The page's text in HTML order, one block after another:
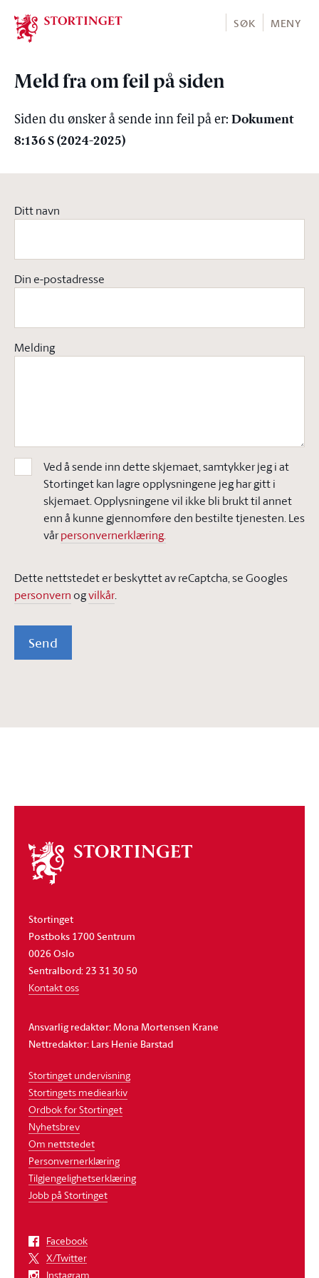
Stortinget.no
SØK MENY
Meld fra om feil på siden
Siden du ønsker å sende inn feil på er: Dokument
8:136 S (2024-2025)
Ditt navn
Din e-postadresse
Melding
Ved å sende inn dette skjemaet, samtykker jeg i at
Stortinget kan lagre opplysningene jeg har gitt i
skjemaet. Opplysningene vil ikke bli brukt til annet
enn å kunne gjennomføre den bestilte tjenesten. Les
vårpersonvernerklæring.
Dette nettstedet er beskyttet av reCaptcha, se Googles
personvern ogvilkår.
Send
Om
stortinget
Stortinget
Postboks 1700 Sentrum
0026 Oslo
Sentralbord: 23 31 30 50
Kontakt oss
Ansvarlig redaktør: Mona Mortensen Krane
Nettredaktør: Lars Henie Barstad
Stortinget undervisning
Stortingets mediearkiv
Ordbok for Stortinget
Nyhetsbrev
Om nettstedet
Personvernerklæring
Tilgjengelighetserklæring
Jobb på Stortinget
Facebook
X/Twitter
Instagram